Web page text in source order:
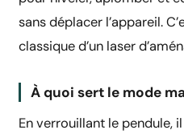
sans déplacer l’appareil.
classique d’un laser
À quoi sert le mode
En verrouillant le pendule,